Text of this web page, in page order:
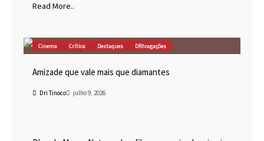
Read More..
Cinema Crítica Destaques DRIvagações
Amizade que vale mais que diamantes
Dri Tinoco julho 9, 2026